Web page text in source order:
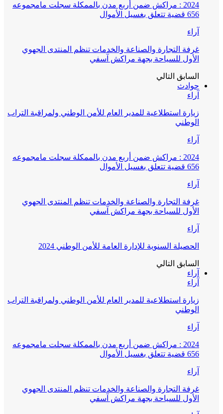
2024 : مراكش ضمن أربع مدن بالممكلة سجلت مامجموعه
656 قضية تتعلق بغسيل الأموال
آراء
غرفة التجارة والصناعة والخدمات تنظم المنتدى الجهوي
الأول للسياحة بجهة مراكش آسفي
السابق التالي
حوادث
آراء
زيارة استطلاعية للمدير العام للأمن الوطني ولمراقبة التراب
الوطني
آراء
2024 : مراكش ضمن أربع مدن بالممكلة سجلت مامجموعه
656 قضية تتعلق بغسيل الأموال
آراء
غرفة التجارة والصناعة والخدمات تنظم المنتدى الجهوي
الأول للسياحة بجهة مراكش آسفي
آراء
الحصيلة السنوية للإدارة العامة للأمن الوطني 2024
السابق التالي
آراء
آراء
زيارة استطلاعية للمدير العام للأمن الوطني ولمراقبة التراب
الوطني
آراء
2024 : مراكش ضمن أربع مدن بالممكلة سجلت مامجموعه
656 قضية تتعلق بغسيل الأموال
آراء
غرفة التجارة والصناعة والخدمات تنظم المنتدى الجهوي
الأول للسياحة بجهة مراكش آسفي